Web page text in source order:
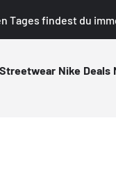
findest du
Streetwear Nike Deals